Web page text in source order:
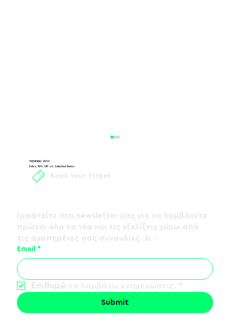
Γραφτείτε στο newsletter μας για να λαμβάνετε
πρώτοι όλα τα νέα και τις εξελίξεις γύρω από
τις αγαπημένες σας συναυλίες. 🎤✨
Email *
Επιθυμώ να λαμβάνω ενημερώσεις. *
Submit
ΛΟΓΟΣ ΤΙΜΗΣ - Summer Tour 2026
TRENDING NOW
Extra 30% Off on Selected Items
Book Your Ticket